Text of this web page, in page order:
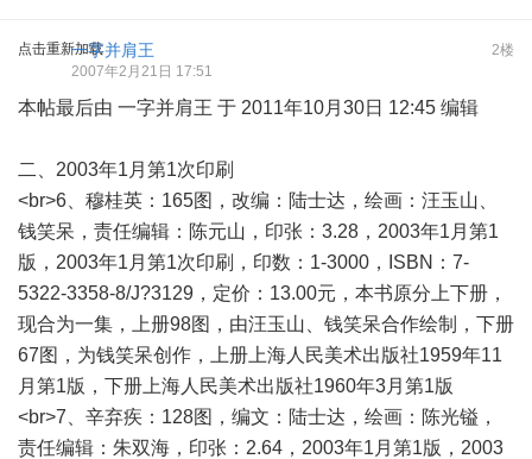
点击重新加载 2楼
一字并肩王
2007年2月21日 17:51
本帖最后由 一字并肩王 于 2011年10月30日 12:45 编辑
二、2003年1月第1次印刷
<br>6、穆桂英：165图，改编：陆士达，绘画：汪玉山、
钱笑呆，责任编辑：陈元山，印张：3.28，2003年1月第1
版，2003年1月第1次印刷，印数：1-3000，ISBN：7-
5322-3358-8/J?3129，定价：13.00元，本书原分上下册，
现合为一集，上册98图，由汪玉山、钱笑呆合作绘制，下册
67图，为钱笑呆创作，上册上海人民美术出版社1959年11
月第1版，下册上海人民美术出版社1960年3月第1版
<br>7、辛弃疾：128图，编文：陆士达，绘画：陈光镒，
责任编辑：朱双海，印张：2.64，2003年1月第1版，2003